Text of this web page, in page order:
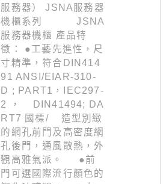
服務器） JSNA服務器
機櫃系列 JSNA
服務器機櫃 產品特
徵： ●工藝先進性，尺
寸精準，符合DIN414
91 ANSI/EIAR-310-
D ; PART1，IEC297-
2 ， DIN41494; DA
RT7 國標/ 造型別緻
的網孔前門及高密度網
孔後門，通風散熱，外
觀高雅氣派。 ●前
門可選國際流行顏色的